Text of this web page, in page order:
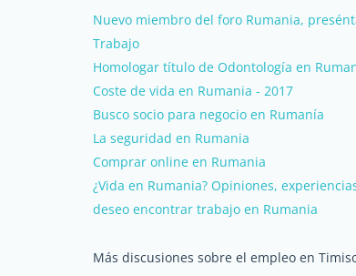
Nuevo miembro del foro Rumania,
Trabajo
Homologar título de Odontología en
Coste de vida en Rumania - 2017
Busco socio para negocio en Rumanía
La seguridad en Rumania
Comprar online en Rumania
¿Vida en Rumania? Opiniones,
deseo encontrar trabajo en Rumania
Más discusiones sobre el empleo en